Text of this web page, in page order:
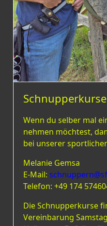
Schnupperkurse
Wenn du selber mal
nehmen möchtest,
bei unserer
Melanie Gemsa
E-Mail:
Telefon: +49 174
Die Schnupperkurse
Vereinbarung